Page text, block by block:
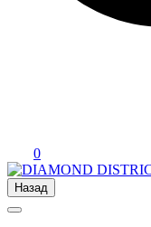
0
Назад